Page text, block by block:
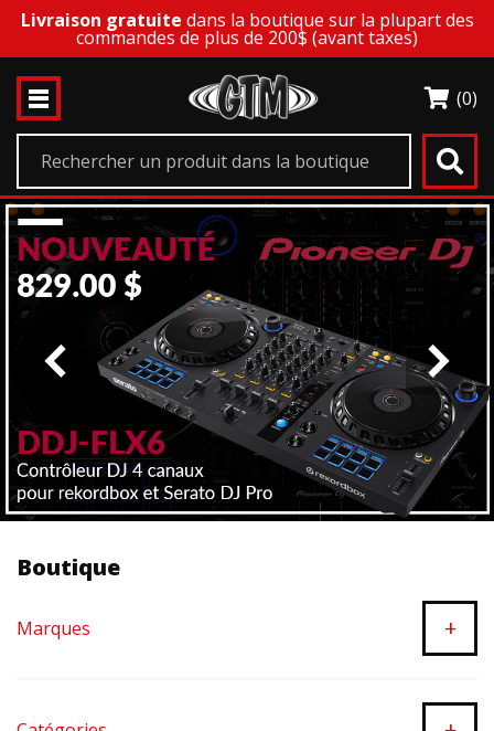
Livraison gratuite dans la boutique sur la plupart des
commandes de plus de 200$ (avant taxes)
(0)
Boutique
Marques +